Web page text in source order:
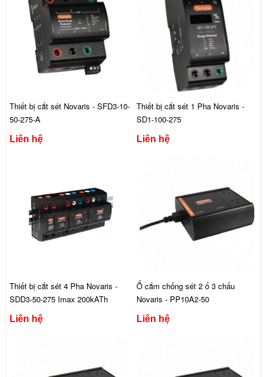
Thiết bị cắt sét Novaris - SFD3-10-
50-275-A
Liên hệ
Thiết bị cắt sét 1 Pha Novaris -
SD1-100-275
Liên hệ
Thiết bị cắt sét 4 Pha Novaris -
SDD3-50-275 Imax 200kATh
Liên hệ
Ổ cắm chống sét 2 ổ 3 chấu
Novaris - PP10A2-50
Liên hệ